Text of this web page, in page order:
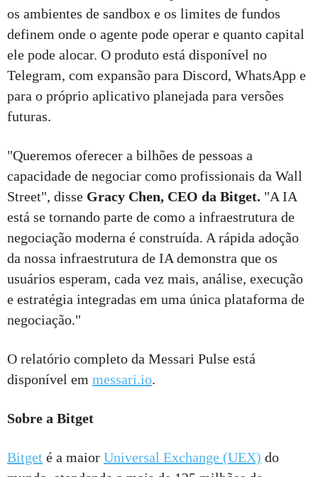
os ambientes de sandbox e os limites de fundos
definem onde o agente pode operar e quanto capital
ele pode alocar. O produto está disponível no
Telegram, com expansão para Discord, WhatsApp e
para o próprio aplicativo planejada para versões
futuras.
"Queremos oferecer a bilhões de pessoas a
capacidade de negociar como profissionais da Wall
Street", disse Gracy Chen, CEO da Bitget. "A IA
está se tornando parte de como a infraestrutura de
negociação moderna é construída. A rápida adoção
da nossa infraestrutura de IA demonstra que os
usuários esperam, cada vez mais, análise, execução
e estratégia integradas em uma única plataforma de
negociação."
O relatório completo da Messari Pulse está
disponível em messari.io.
Sobre a Bitget
Bitget é a maior Universal Exchange (UEX) do